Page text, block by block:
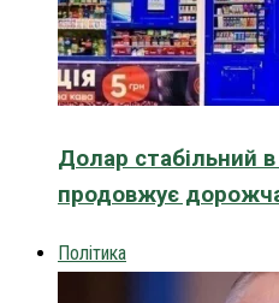
Долар стабільний
продовжує
Політика